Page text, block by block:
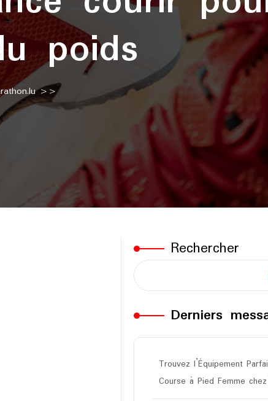
poids
>>
Rechercher
Derniers
Trouvez l’Équipement
Course à Pied Femme